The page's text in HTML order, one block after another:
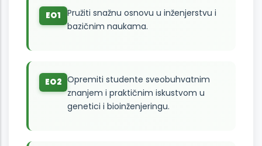
EO1
Pružiti snažnu osnovu u inženjerstvu i
bazičnim naukama.
EO2 Opremiti studente sveobuhvatnim
znanjem i praktičnim iskustvom u
genetici i bioinženjeringu.